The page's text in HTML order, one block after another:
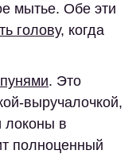
мытье. Обе эти
голову, когда
. Это
выручалочкой,
локоны в
полноценный